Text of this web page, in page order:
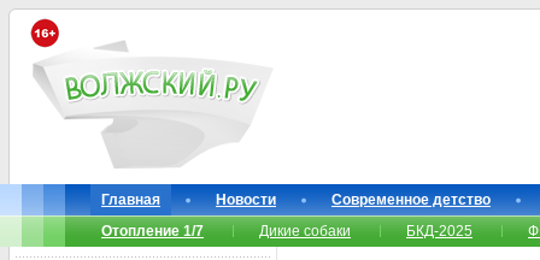
Главная Новости
Современное детство
Отопление 1/7
Дикие собаки БКД-2025